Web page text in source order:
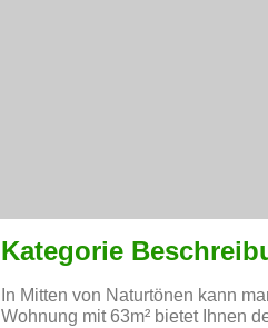
Kategorie
In Mitten von Naturtönen kann
Wohnung mit 63m² bietet Ihnen